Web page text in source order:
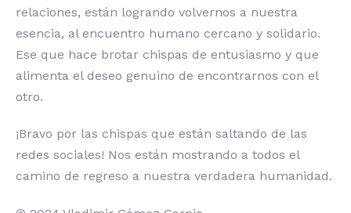
relaciones, están logrando volvernos a nuestra
esencia, al encuentro humano cercano y solidario.
Ese que hace brotar chispas de entusiasmo y que
alimenta el deseo genuino de encontrarnos con el
otro.
¡Bravo por las chispas que están saltando de las
redes sociales! Nos están mostrando a todos el
camino de regreso a nuestra verdadera humanidad.